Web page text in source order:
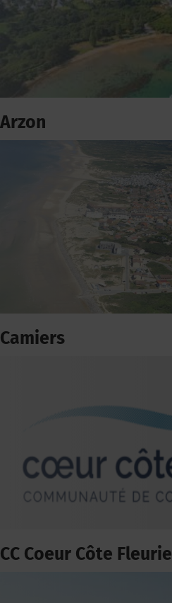
Arzon
Camiers
CC Coeur Côte Fleurie